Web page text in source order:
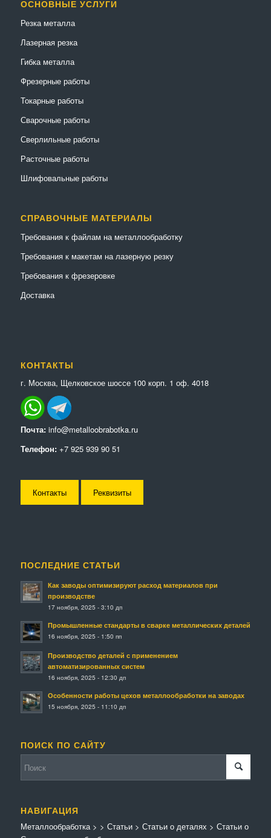
ОСНОВНЫЕ УСЛУГИ
Резка металла
Лазерная резка
Гибка металла
Фрезерные работы
Токарные работы
Сварочные работы
Сверлильные работы
Расточные работы
Шлифовальные работы
СПРАВОЧНЫЕ МАТЕРИАЛЫ
Требования к файлам на металлообработку
Требования к макетам на лазерную резку
Требования к фрезеровке
Доставка
КОНТАКТЫ
г. Москва, Щелковское шоссе 100 корп. 1 оф. 4018
Почта: info@metalloobrabotka.ru
Телефон: +7 925 939 90 51
Контакты Реквизиты
ПОСЛЕДНИЕ СТАТЬИ
Как заводы оптимизируют расход материалов при
производстве
17 ноября, 2025 - 3:10 дп
Промышленные стандарты в сварке металлических деталей
16 ноября, 2025 - 1:50 пп
Производство деталей с применением
автоматизированных систем
16 ноября, 2025 - 12:30 дп
Особенности работы цехов металлообработки на заводах
15 ноября, 2025 - 11:10 дп
ПОИСК ПО САЙТУ
НАВИГАЦИЯ
Металлообработка> > Статьи> Статьи о деталях > Статьи о